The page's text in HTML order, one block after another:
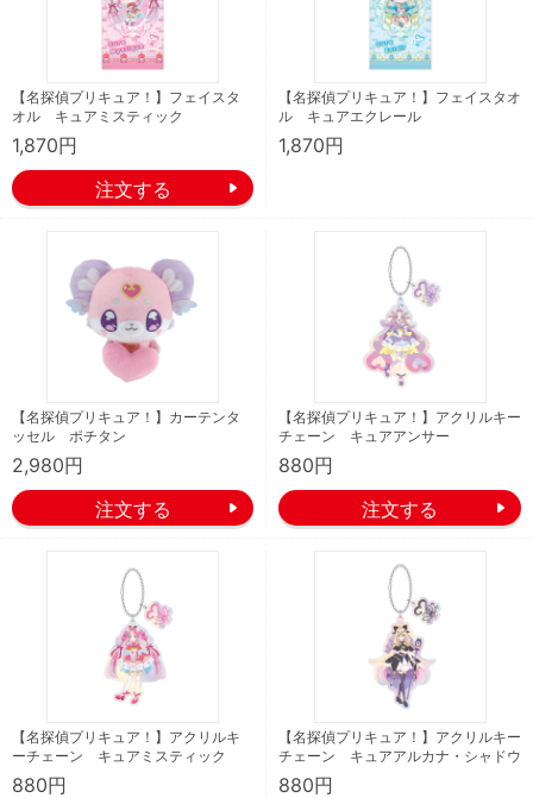
【名探偵プリキュア！】フェイスタ
オル キュアミスティック
1,870円
【名探偵プリキュア！】フェイスタオ
ル キュアエクレール
1,870円
【名探偵プリキュア！】カーテンタ
ッセル ポチタン
2,980円
【名探偵プリキュア！】アクリルキー
チェーン キュアアンサー
880円
【名探偵プリキュア！】アクリルキ
ーチェーン キュアミスティック
880円
【名探偵プリキュア！】アクリルキー
チェーン キュアアルカナ・シャドウ
880円